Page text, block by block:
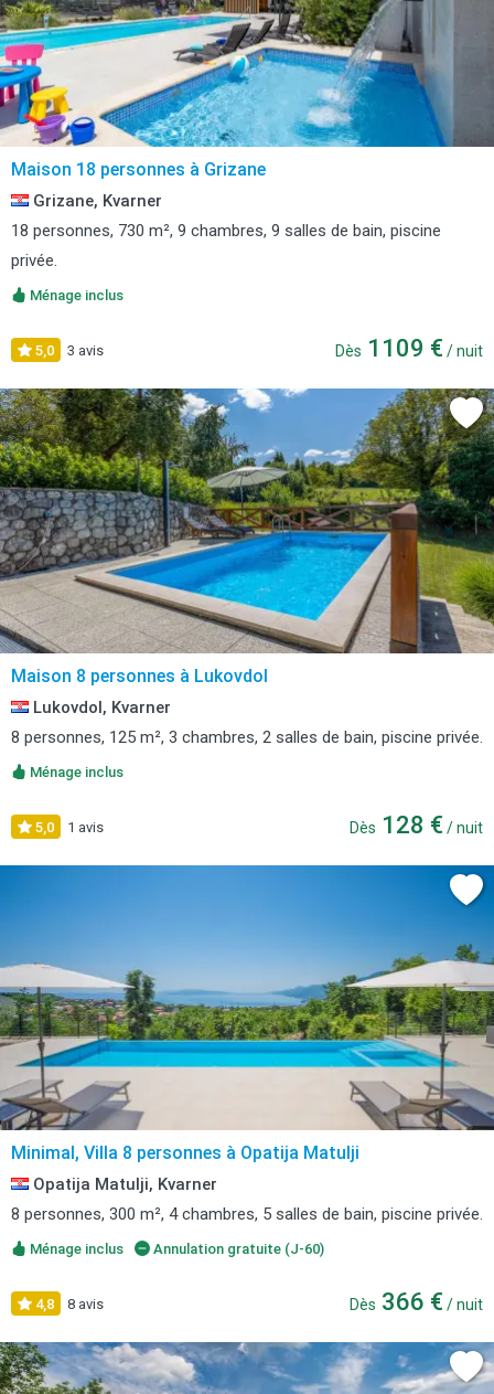
Maison 18 personnes à Grizane
Grizane, Kvarner
18 personnes, 730 m², 9 chambres, 9 salles de bain, piscine
privée.
Ménage inclus
5,0 3 avis Dès 1109 € / nuit
Maison 8 personnes à Lukovdol
Lukovdol, Kvarner
8 personnes, 125 m², 3 chambres, 2 salles de bain, piscine privée.
Ménage inclus
5,0 1 avis Dès 128 € / nuit
Minimal, Villa 8 personnes à Opatija Matulji
Opatija Matulji, Kvarner
8 personnes, 300 m², 4 chambres, 5 salles de bain, piscine privée.
Ménage inclus Annulation gratuite (J-60)
4,8 8 avis Dès 366 € / nuit